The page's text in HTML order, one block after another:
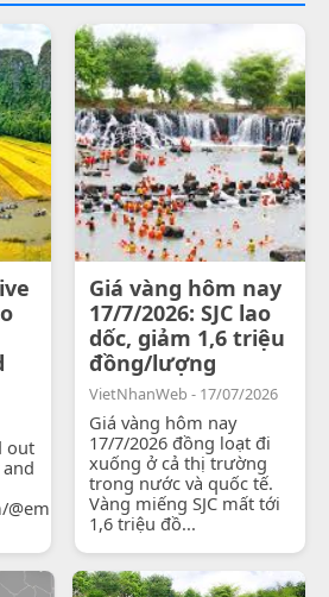
out
how-
Giá vàng hôm nay
17/7/2026: SJC lao
dốc, giảm 1,6 triệu
đồng/lượng
VietNhanWeb - 17/07/2026
Giá vàng hôm nay
17/7/2026 đồng loạt đi
xuống ở cả thị trường
trong nước và quốc tế.
Vàng miếng SJC mất tới
1,6 triệu đồ...